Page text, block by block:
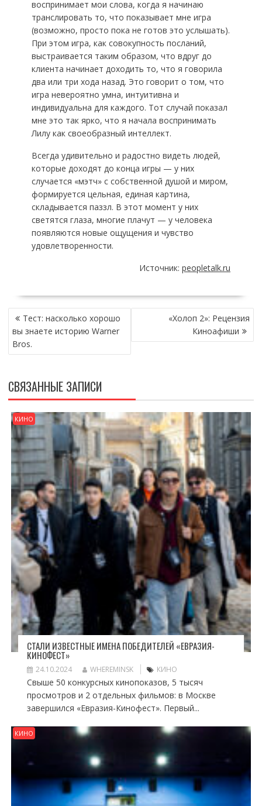
воспринимает мои слова, когда я начинаю
транслировать то, что показывает мне игра
(возможно, просто пока не готов это услышать).
При этом игра, как совокупность посланий,
выстраивается таким образом, что вдруг до
клиента начинает доходить то, что я говорила
два или три хода назад. Это говорит о том, что
игра невероятно умна, интуитивна и
индивидуальна для каждого. Тот случай показал
мне это так ярко, что я начала воспринимать
Лилу как своеобразный интеллект.
Всегда удивительно и радостно видеть людей,
которые доходят до конца игры — у них
случается «мэтч» с собственной душой и миром,
формируется цельная, единая картина,
складывается паззл. В этот момент у них
светятся глаза, многие плачут — у человека
появляются новые ощущения и чувство
удовлетворенности.
Источник:peopletalk.ru
НАВИГАЦИЯ
ПО
ЗАПИСЯМ
Тест: насколько хорошо
вы знаете историю Warner
Bros.
«Холоп 2»: Рецензия
Киноафиши
СВЯЗАННЫЕ ЗАПИСИ
КИНО
СТАЛИ ИЗВЕСТНЫЕ ИМЕНА ПОБЕДИТЕЛЕЙ «ЕВРАЗИЯ-
КИНОФЕСТ»
24.10.2024 WHEREMINSK КИНО
Свыше 50 конкурсных кинопоказов, 5 тысяч
просмотров и 2 отдельных фильмов: в Москве
завершился «Евразия-Кинофест». Первый...
КИНО